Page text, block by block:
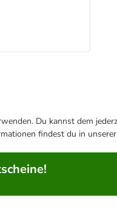
Du kannst dem
findest du in unserer